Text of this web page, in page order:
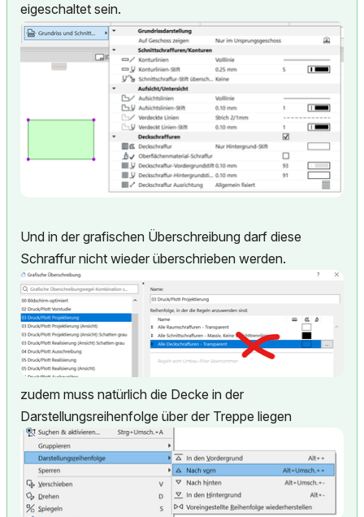
eigeschaltet sein.
Und in der grafischen Überschreibung darf diese
Schraffur nicht wieder überschrieben werden.
zudem muss natürlich die Decke in der
Darstellungsreihenfolge über der Treppe liegen